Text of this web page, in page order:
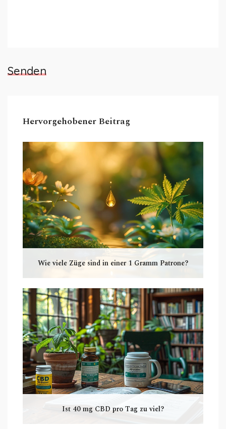
Senden
Hervorgehobener Beitrag
Wie viele Züge sind in einer 1 Gramm Patrone?
Ist 40 mg CBD pro Tag zu viel?